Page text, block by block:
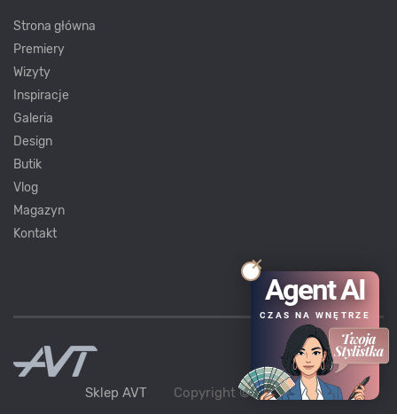
Strona główna
Premiery
Wizyty
Inspiracje
Galeria
Design
Butik
Vlog
Magazyn
Kontakt
Sklep AVT Copyright ©AVT2021
Agent AI
CZAS NA WNĘTRZE